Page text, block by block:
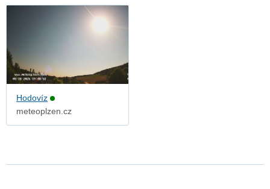
Hodovíz
meteoplzen.cz